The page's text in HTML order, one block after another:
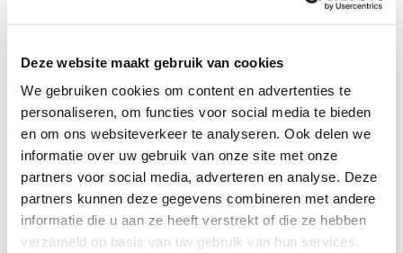
Deze website maakt gebruik van cookies
We gebruiken cookies om content en advertenties te
personaliseren, om functies voor social media te bieden
en om ons websiteverkeer te analyseren. Ook delen we
informatie over uw gebruik van onze site met onze
partners voor social media, adverteren en analyse. Deze
partners kunnen deze gegevens combineren met andere
informatie die u aan ze heeft verstrekt of die ze hebben
verzameld op basis van uw gebruik van hun services.
Connie Eli is lid van de raad van toezicht. Haar